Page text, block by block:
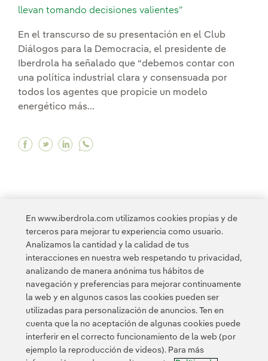
llevan tomando decisiones valientes”
En el transcurso de su presentación en el Club
Diálogos para la Democracia, el presidente de
Iberdrola ha señalado que “debemos contar con
una política industrial clara y consensuada por
todos los agentes que propicie un modelo
energético más...
Facebook Ignacio Galán: “el nuevo modelo
Twitter Ignacio Galán: “el nuevo modelo
Linkedin Ignacio Galán: “el nuevo
< 1 2 3 4 5 6 7 8 9
11 12 13 14 15 16 17 >
Contacta Clientes Política de Privacidad Información legal
En www.iberdrola.com utilizamos cookies propias y de
terceros para mejorar tu experiencia como usuario.
Analizamos la cantidad y la calidad de tus
interacciones en nuestra web respetando tu privacidad,
analizando de manera anónima tus hábitos de
navegación y preferencias para mejorar continuamente
la web y en algunos casos las cookies pueden ser
utilizadas para personalización de anuncios. Ten en
cuenta que la no aceptación de algunas cookies puede
interferir en el correcto funcionamiento de la web (por
ejemplo la reproducción de videos). Para más